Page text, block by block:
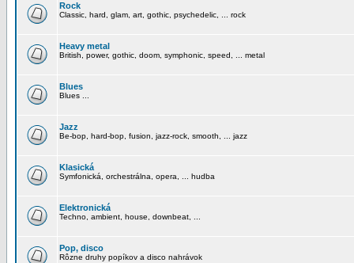
Rock
Classic, hard, glam, art, gothic, psychedelic, ... rock
Heavy metal
British, power, gothic, doom, symphonic, speed, ... metal
Blues
Blues ...
Jazz
Be-bop, hard-bop, fusion, jazz-rock, smooth, ... jazz
Klasická
Symfonická, orchestrálna, opera, ... hudba
Elektronická
Techno, ambient, house, downbeat, ...
Pop, disco
Rôzne druhy popíkov a disco nahrávok